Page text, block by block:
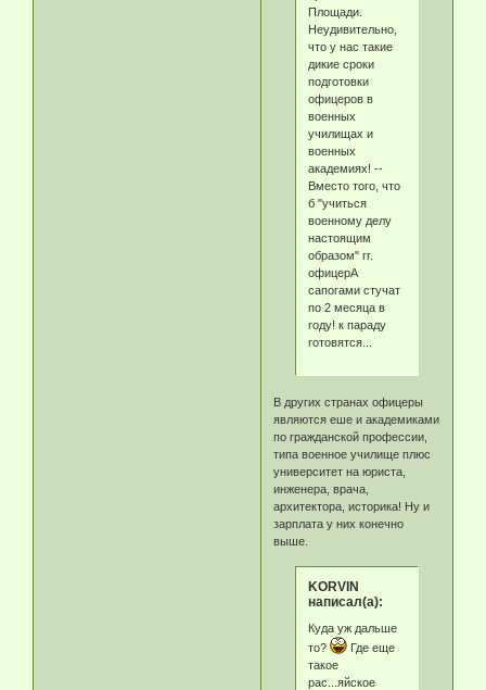
Площади.
Неудивительно,
что у нас такие
дикие сроки
подготовки
офицеров в
военных
училищах и
военных
академиях! --
Вместо того, что
б "учиться
военному делу
настоящим
образом" гг.
офицерА
сапогами стучат
по 2 месяца в
году! к параду
готовятся...
В других странах офицеры
являются еше и академиками
по гражданской профессии,
типа военное училище плюс
университет на юриста,
инженера, врача,
архитектора, историка! Ну и
зарплата у них конечно
выше.
KORVIN
написал(а):
Куда уж дальше
то?
Где еще
такое
рас...яйское